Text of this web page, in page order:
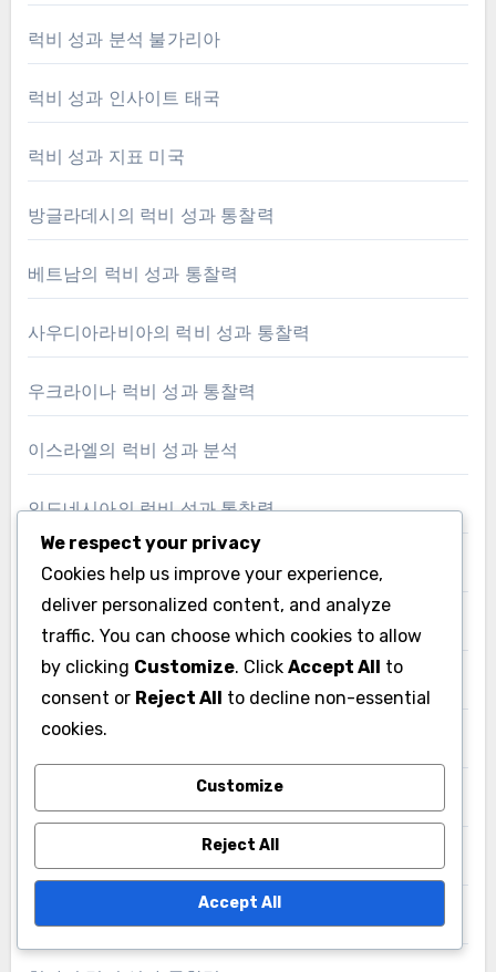
럭비 성과 분석 불가리아
럭비 성과 인사이트 태국
럭비 성과 지표 미국
방글라데시의 럭비 성과 통찰력
베트남의 럭비 성과 통찰력
사우디아라비아의 럭비 성과 통찰력
우크라이나 럭비 성과 통찰력
이스라엘의 럭비 성과 분석
인도네시아의 럭비 성과 통찰력
인도의 럭비 분석 및 메트릭스
일본의 럭비 성과 지표
체코 럭비 성과 분석
폴란드 럭비 성과 인사이트
프랑스 럭비 성과 통찰력
We respect your privacy
Cookies help us improve your experience,
deliver personalized content, and analyze
traffic. You can choose which cookies to allow
by clicking Customize. Click Accept All to
consent or Reject All to decline non-essential
cookies.
Customize
Reject All
Accept All